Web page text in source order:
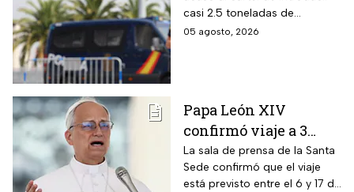
detienen a 13
personas
casi 2.5 toneladas de
metanfetaminas procedente
05 agosto, 2026
Papa León XIV
confirmó viaje a 3
países de
Latinoamérica
La sala de prensa de la Santa
Sede confirmó que el viaje
está previsto entre el 6 y 17 de